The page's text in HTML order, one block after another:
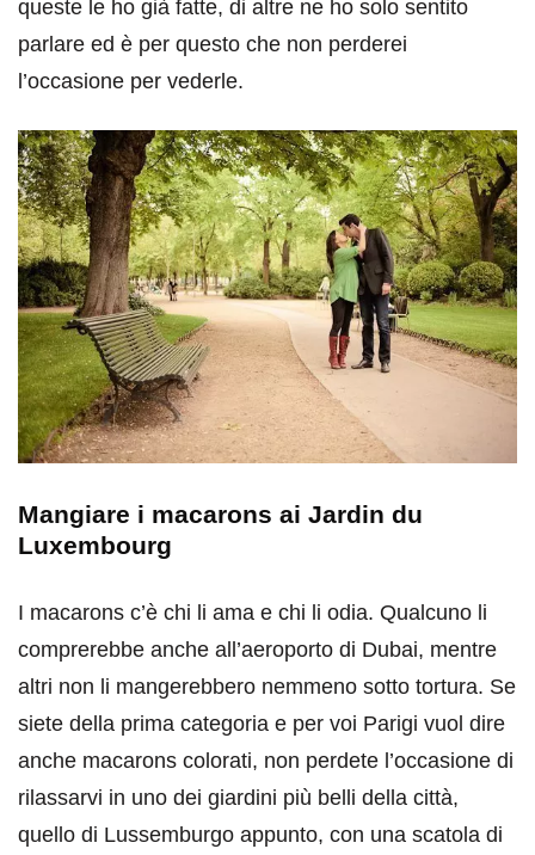
queste le ho già fatte, di altre ne ho solo sentito
parlare ed è per questo che non perderei
l’occasione per vederle.
Mangiare i macarons ai Jardin du
Luxembourg
I macarons c’è chi li ama e chi li odia. Qualcuno li
comprerebbe anche all’aeroporto di Dubai, mentre
altri non li mangerebbero nemmeno sotto tortura. Se
siete della prima categoria e per voi Parigi vuol dire
anche macarons colorati, non perdete l’occasione di
rilassarvi in uno dei giardini più belli della città,
quello di Lussemburgo appunto, con una scatola di